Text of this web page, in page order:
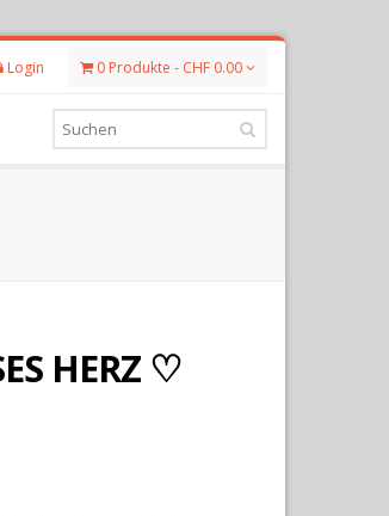
Login 0 Produkte - CHF 0.00
HERZ ♡